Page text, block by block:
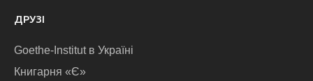
ДРУЗІ
Goethe-Institut в Україні
Книгарня «Є»